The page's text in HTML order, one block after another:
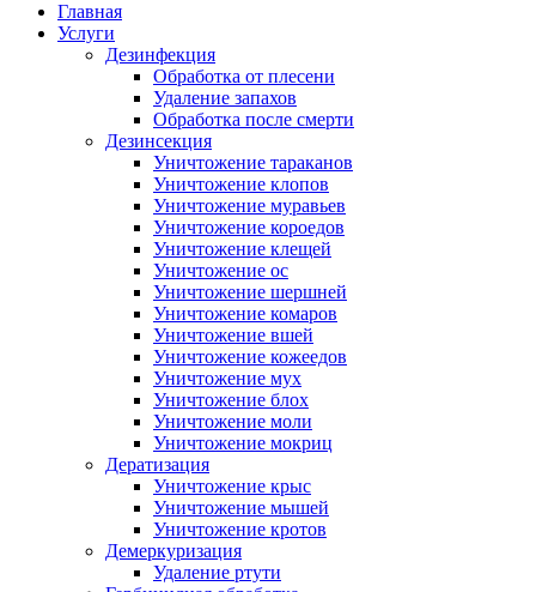
Главная
Услуги
Дезинфекция
Обработка от плесени
Удаление запахов
Обработка после смерти
Дезинсекция
Уничтожение тараканов
Уничтожение клопов
Уничтожение муравьев
Уничтожение короедов
Уничтожение клещей
Уничтожение ос
Уничтожение шершней
Уничтожение комаров
Уничтожение вшей
Уничтожение кожеедов
Уничтожение мух
Уничтожение блох
Уничтожение моли
Уничтожение мокриц
Дератизация
Уничтожение крыс
Уничтожение мышей
Уничтожение кротов
Демеркуризация
Удаление ртути